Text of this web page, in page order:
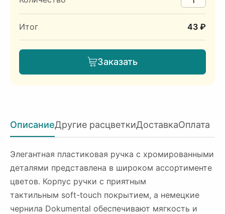
Итог 43 ₽
Заказать
ОписаниеДругие расцветкиДоставкаОплата
Элегантная пластиковая ручка с хромированными
деталями представлена в широком ассортименте
цветов. Корпус ручки с приятным
тактильным soft-touch покрытием, а немецкие
чернила Dokumental обеспечивают мягкость и